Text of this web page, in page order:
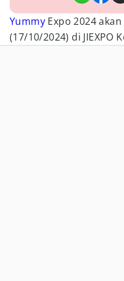
Yummy Expo 2024
(17/10/2024) di JIEXPO